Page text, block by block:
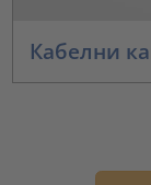
Кабелни